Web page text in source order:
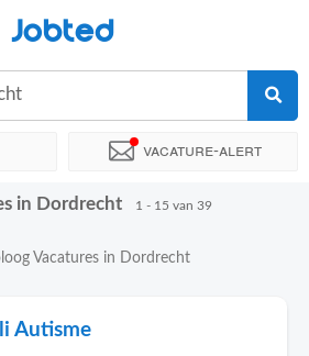
Jobted
Vacature-alert
Bedrijf Uitzendbureau
in Dordrecht 1 - 15 van 39
Vacatures in Dordrecht
Autisme